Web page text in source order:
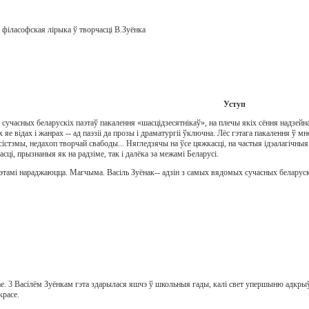
лірыка ў творчасці В.Зуёнка
Уступ
беларускіх паэтаў пакалення «шасцідзесятнікаў», на плечы якіх сёння
відах і жанрах -- ад паэзіі да прозы і драматургіі ўключна. Лёс гэтага пакалення
недахоп творчай свабоды... Нягледзячы на ўсе цяжкасці, на частыя ідэалагічныя
прызнаныя як на радзіме, так і далёка за межамі Беларусі.
нараджаюцца. Магчыма. Васіль Зуёнак-- адзін з самых вядомых сучасных
3 Васілём Зуёнкам гэта здарылася яшчэ ў школьныя гады, калі свет упершыню